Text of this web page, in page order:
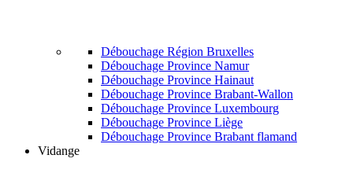
Débouchage Région Bruxelles
Débouchage Province Namur
Débouchage Province Hainaut
Débouchage Province Brabant-Wallon
Débouchage Province Luxembourg
Débouchage Province Liège
Débouchage Province Brabant flamand
Vidange